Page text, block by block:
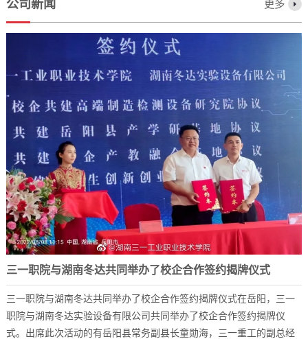
公司新闻 更多
三一职院与湖南冬达共同举办了校企合作签约揭牌仪式
2023-12-07
三一职院与湖南冬达共同举办了校企合作签约揭牌仪式在岳阳，三一
职院与湖南冬达实验设备有限公司共同举办了校企合作签约揭牌仪
式。出席此次活动的有岳阳县常务副县长童勋海，三一重工的副总经